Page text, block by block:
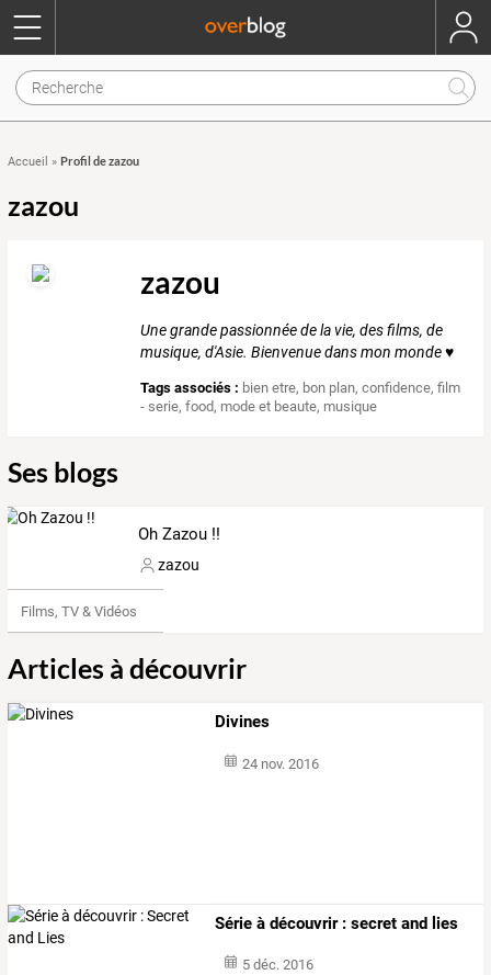
Accueil » Profil de zazou
zazou
zazou
Une grande passionnée de la vie, des films, de
musique, d'Asie. Bienvenue dans mon monde ♥
Tags associés : bien etre, bon plan,confidence,film
- serie,food, mode et beaute, musique
Ses blogs
Oh Zazou !!
zazou
Films, TV & Vidéos
Articles à découvrir
Divines
24 nov. 2016
Série à découvrir : secret and lies
5 déc. 2016